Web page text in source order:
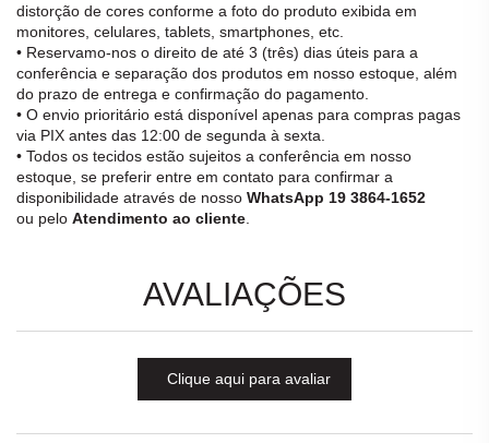
distorção de cores conforme a foto do produto exibida em
monitores, celulares, tablets, smartphones, etc.
• Reservamo-nos o direito de até 3 (três) dias úteis para a
conferência e separação dos produtos em nosso estoque, além
do prazo de entrega e confirmação do pagamento.
• O envio prioritário está disponível apenas para compras pagas
via PIX antes das 12:00 de segunda à sexta.
• Todos os tecidos estão sujeitos a conferência em nosso
estoque, se preferir entre em contato para confirmar a
disponibilidade através de nosso WhatsApp 19 3864-1652
ou pelo Atendimento ao cliente
AVALIAÇÕES
Clique aqui para avaliar